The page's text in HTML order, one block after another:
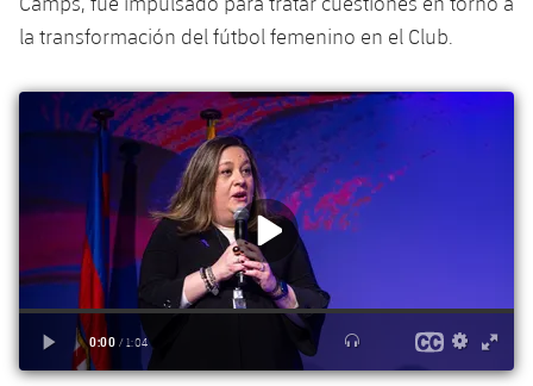
Historia
Infantil B
Resultados
Clasificaciones
Jugadors
Fotos
Palmarés
Historia
Resultados
Jugadores
Clasificaciones
Juvenil
Cadete
Infantil
Alevín
Primer equipo
plusicon
más
Actualidad
Calendario
Entradas
Resultados
Barça Atlètic
plusicon
más
Actualidad
Calendario
Resultados
Base
plusicon
más
Actualidad
Barça C
Campus Verano
la transformación del fútbol femenino en el Club.